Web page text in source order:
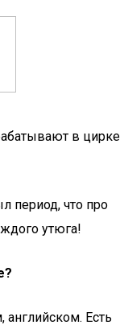
в цирке
период, что про
утюга!
английском. Есть